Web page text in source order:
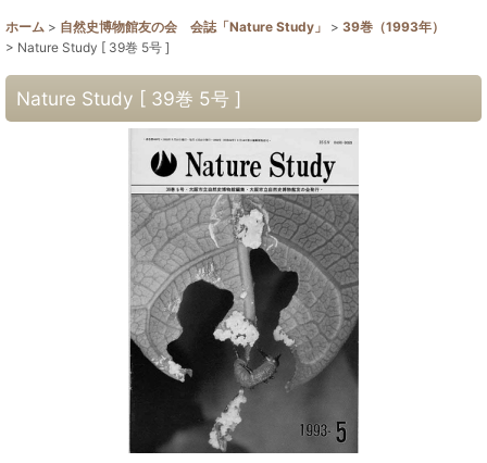
ホーム > 自然史博物館友の会 会誌「Nature Study」 > 39巻（1993年）
> Nature Study [ 39巻 5号 ]
Nature Study [ 39巻 5号 ]